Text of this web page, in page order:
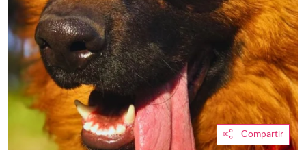
Compartir